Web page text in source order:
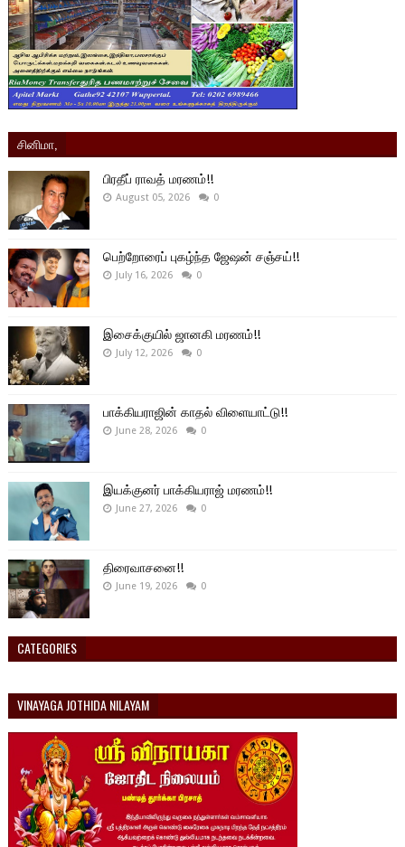
சினிமா,
பிரதீப் ராவத் மரணம்!!
August 05, 2026 0
பெற்றோரைப் புகழ்ந்த ஜேஷன் சஞ்சய்!!
July 16, 2026 0
இசைக்குயில் ஜானகி மரணம்!!
July 12, 2026 0
பாக்கியராஜின் காதல் விளையாட்டு!!
June 28, 2026 0
இயக்குனர் பாக்கியராஜ் மரணம்!!
June 27, 2026 0
திரைவாசனை!!
June 19, 2026 0
CATEGORIES
VINAYAGA JOTHIDA NILAYAM